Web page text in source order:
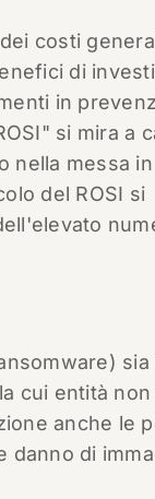
costi
di
in
si mira a
nella messa in
del ROSI si
sia
cui entità non
anche le
danno di